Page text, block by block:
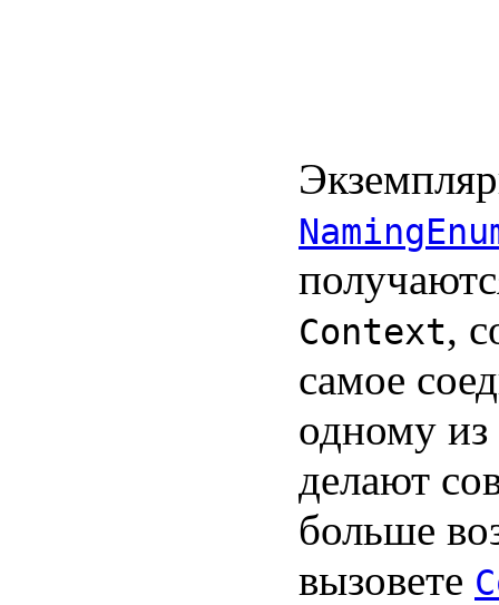
Context,
самое
одному
делают
больше
вызовете